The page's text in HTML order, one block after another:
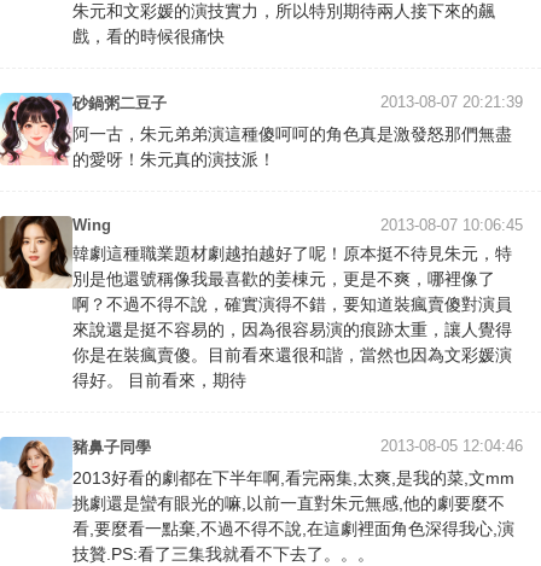
朱元和文彩媛的演技實力，所以特別期待兩人接下來的飆
戲，看的時候很痛快
砂鍋粥二豆子 2013-08-07 20:21:39
阿一古，朱元弟弟演這種傻呵呵的角色真是激發怒那們無盡
的愛呀！朱元真的演技派！
Wing 2013-08-07 10:06:45
韓劇這種職業題材劇越拍越好了呢！原本挺不待見朱元，特
別是他還號稱像我最喜歡的姜棟元，更是不爽，哪裡像了
啊？不過不得不說，確實演得不錯，要知道裝瘋賣傻對演員
來說還是挺不容易的，因為很容易演的痕跡太重，讓人覺得
你是在裝瘋賣傻。目前看來還很和諧，當然也因為文彩媛演
得好。 目前看來，期待
豬鼻子同學 2013-08-05 12:04:46
2013好看的劇都在下半年啊,看完兩集,太爽,是我的菜,文mm
挑劇還是蠻有眼光的嘛,以前一直對朱元無感,他的劇要麼不
看,要麼看一點棄,不過不得不說,在這劇裡面角色深得我心,演
技贊.PS:看了三集我就看不下去了。。。